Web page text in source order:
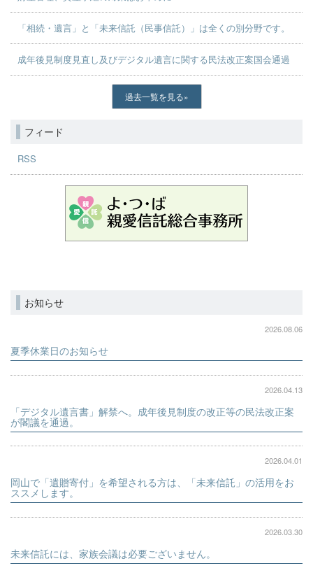
「相続・遺言」と「未来信託（民事信託）」は全くの別分野です。
成年後見制度見直し及びデジタル遺言に関する民法改正案国会通過
過去一覧を見る
フィード
RSS
お知らせ
2026.08.06
夏季休業日のお知らせ
2026.04.13
「デジタル遺言書」解禁へ。成年後見制度の改正等の民法改正案
が閣議を通過。
2026.04.01
岡山で「遺贈寄付」を希望される方は、「未来信託」の活用をお
ススメします。
2026.03.30
未来信託には、家族会議は必要ございません。